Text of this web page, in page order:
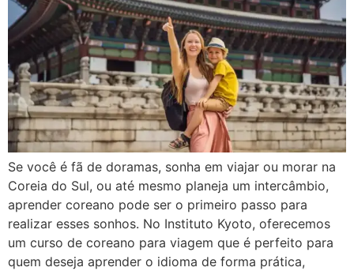
Se você é fã de doramas, sonha em viajar ou morar na
Coreia do Sul, ou até mesmo planeja um intercâmbio,
aprender coreano pode ser o primeiro passo para
realizar esses sonhos. No Instituto Kyoto, oferecemos
um curso de coreano para viagem que é perfeito para
quem deseja aprender o idioma de forma prática,